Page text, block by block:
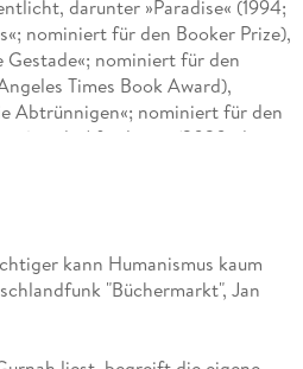
darunter »Paradise« (1994;
nominiert für den Booker Prize),
Gestade«; nominiert für den
Times Book Award),
Abtrünnigen«; nominiert für den
und »Afterlives« (2020; dt.
Literatur an der University of
kann Humanismus kaum
"Büchermarkt", Jan